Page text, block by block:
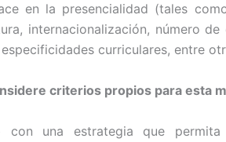
en la presencialidad (tales
internacionalización, número de
curriculares, entre
criterios propios para esta
con una estrategia que permita